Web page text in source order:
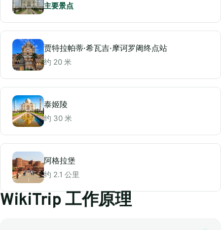
主要景点
贾特拉帕蒂·希瓦吉·摩诃罗阇终点站
约 20 米
泰姬陵
约 30 米
阿格拉堡
约 2.1 公里
WikiTrip 工作原理